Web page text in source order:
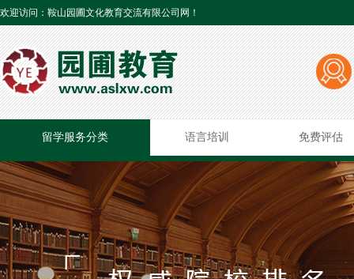
欢迎访问：鞍山园圃文化教育交流有限公司网！
留学服务分类 语言培训 免费评估